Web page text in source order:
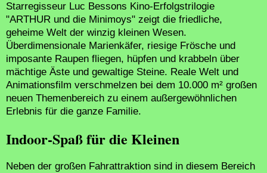
Starregisseur Luc Bessons Kino-Erfolgstrilogie
"ARTHUR und die Minimoys" zeigt die friedliche,
geheime Welt der winzig kleinen Wesen.
Überdimensionale Marienkäfer, riesige Frösche und
imposante Raupen fliegen, hüpfen und krabbeln über
mächtige Äste und gewaltige Steine. Reale Welt und
Animationsfilm verschmelzen bei dem 10.000 m² großen
neuen Themenbereich zu einem außergewöhnlichen
Erlebnis für die ganze Familie.
Indoor-Spaß für die Kleinen
Neben der großen Fahrattraktion sind in diesem Bereich